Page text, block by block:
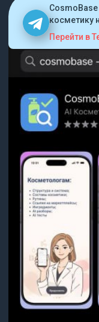
косметику
Перейти в